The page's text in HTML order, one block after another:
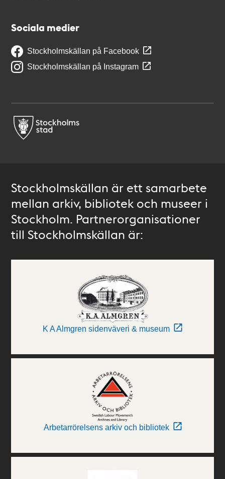
Sociala medier
Stockholmskällan på Facebook
Stockholmskällan på Instagram
Stockholmskällan är ett samarbete
mellan arkiv, bibliotek och museer i
Stockholm. Partnerorganisationer
till Stockholmskällan är:
K A Almgren sidenväveri & museum
Arbetarrörelsens arkiv och bibliotek